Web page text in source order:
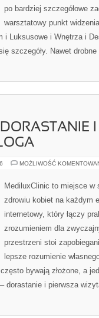
po bardziej szczegółowe
warsztatowy punkt
i Luksusowe i Wnętrza i
szczegóły. Nawet
MOŻLIWOŚĆ
MediluxClinic to miejsce
zdrowiu kobiet na każdym
internetowy, który łączy
zrozumieniem dla
przestrzeni stoi
lepsze rozumienie
bywają złożone, a
dorastanie i pierwsza